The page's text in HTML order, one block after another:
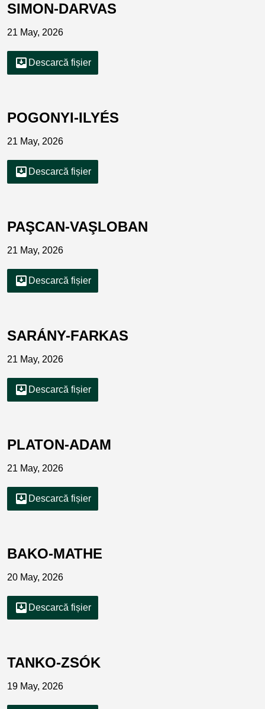
SIMON-DARVAS
21 May, 2026
move_to_inbox Descarcă fișier
POGONYI-ILYÉS
21 May, 2026
move_to_inbox Descarcă fișier
PAŞCAN-VAŞLOBAN
21 May, 2026
move_to_inbox Descarcă fișier
SARÁNY-FARKAS
21 May, 2026
move_to_inbox Descarcă fișier
PLATON-ADAM
21 May, 2026
move_to_inbox Descarcă fișier
BAKO-MATHE
20 May, 2026
move_to_inbox Descarcă fișier
TANKO-ZSÓK
19 May, 2026